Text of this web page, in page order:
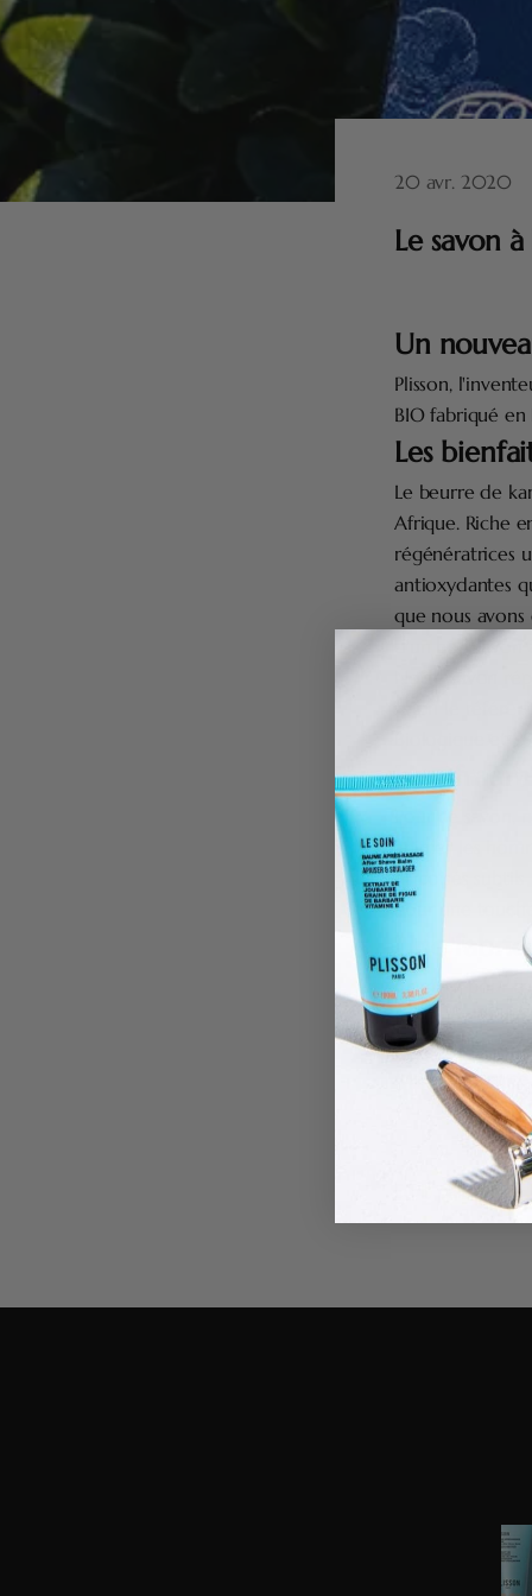
20 avr. 2020
Le savon
Un
Plisson,
BIO fabriqué
Les
Le beurre de
Afrique. Riche
régénératrices
antioxydantes
que nous
d'un bon
Notre savon
selon le
Biologique et
Une
Pour ce
animer les
et boisés
pour une
Une
Comme pour
formulé et
produit de très
Me procurer
Ecrit par Plisson